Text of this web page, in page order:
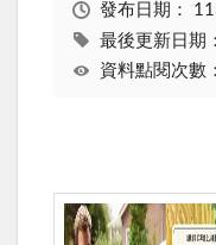
發布日期：
最後更新日期
資料點閱次數